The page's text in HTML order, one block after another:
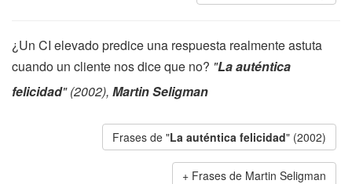
¿Un CI elevado predice una respuesta realmente astuta
cuando un cliente nos dice que no? "La auténtica
felicidad" (2002), Martin Seligman
Frases de "La auténtica felicidad" (2002)
Frases de Martin Seligman